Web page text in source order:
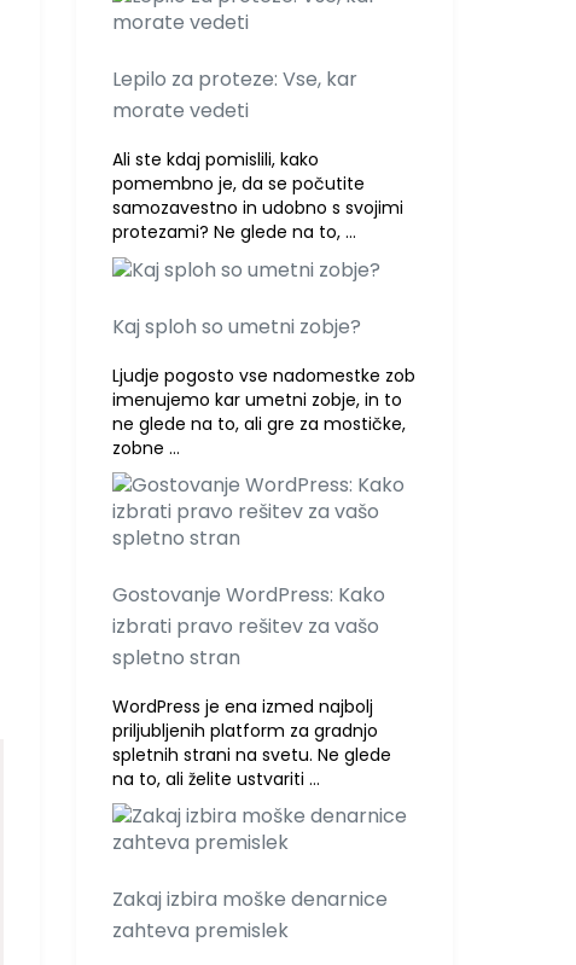
Lepilo za proteze: Vse, kar
morate vedeti
Ali ste kdaj pomislili, kako
pomembno je, da se počutite
samozavestno in udobno s svojimi
protezami? Ne glede na to, …
Kaj sploh so umetni zobje?
Ljudje pogosto vse nadomestke zob
imenujemo kar umetni zobje, in to
ne glede na to, ali gre za mostičke,
zobne …
Gostovanje WordPress: Kako
izbrati pravo rešitev za vašo
spletno stran
WordPress je ena izmed najbolj
priljubljenih platform za gradnjo
spletnih strani na svetu. Ne glede
na to, ali želite ustvariti …
Zakaj izbira moške denarnice
zahteva premislek